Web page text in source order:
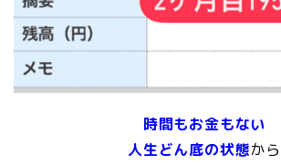
時間もお金もない
人生どん底の状態から